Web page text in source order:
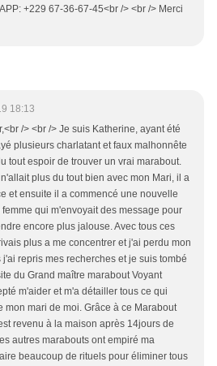
+229 67-36-67-45<br /> <br /> Merci
18:13
/> <br /> Je suis Katherine, ayant été
plusieurs charlatant et faux malhonnête
tout espoir de trouver un vrai marabout.
plus du tout bien avec mon Mari, il a
et ensuite il a commencé une nouvelle
qui m'envoyait des message pour
encore plus jalouse. Avec tous ces
plus a me concentrer et j'ai perdu mon
j'ai repris mes recherches et je suis tombé
du Grand maître marabout Voyant
m'aider et m'a détailler tous ce qui
mon mari de moi. Grâce à ce Marabout
revenu à la maison après 14jours de
autres marabouts ont empiré ma
beaucoup de rituels pour éliminer tous